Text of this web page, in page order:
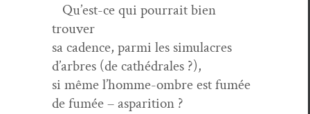
Qu’est-ce qui pour­rait bien
trouver
sa cadence, par­mi les simulacres
d’arbres (de cathédrales ?),
si même l’homme-ombre est fumée
de fumée – asparition ?